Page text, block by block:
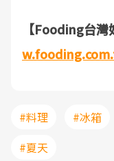
【Fooding台
#料理 #冰箱
#夏天